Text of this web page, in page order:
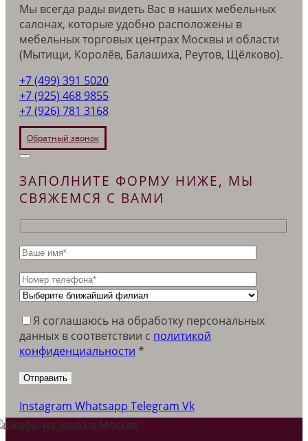
Мы всегда рады видеть Вас в наших мебельных
салонах, которые удобно расположены в
мебельных торговых центрах Москвы и области
(Мытищи, Королёв, Балашиха, Реутов, Щёлково).
+7 (499) 391 5020
+7 (925) 468 9855
+7 (926) 781 3168
Обратный звонок
ЗАПОЛНИТЕ ФОРМУ НИЖЕ, МЫ
СВЯЖЕМСЯ С ВАМИ
Я соглашаюсь на обработку персональных
данных в соответствии c политикой
конфиденциальности *
Instagram Whatsapp Telegram Vk